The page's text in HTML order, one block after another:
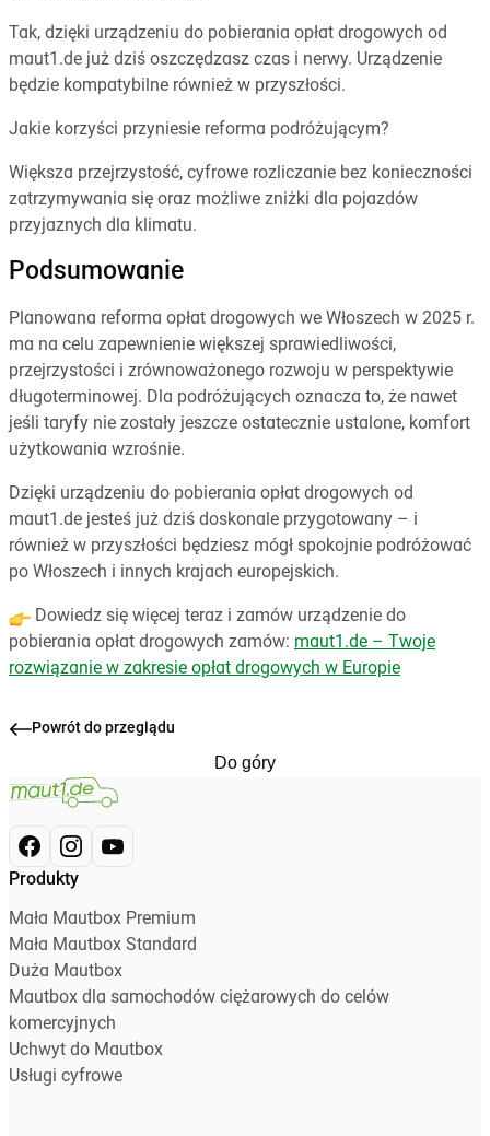
Tak, dzięki urządzeniu do pobierania opłat drogowych od
maut1.de już dziś oszczędzasz czas i nerwy. Urządzenie
będzie kompatybilne również w przyszłości.
Jakie korzyści przyniesie reforma podróżującym?
Większa przejrzystość, cyfrowe rozliczanie bez konieczności
zatrzymywania się oraz możliwe zniżki dla pojazdów
przyjaznych dla klimatu.
Podsumowanie
Planowana reforma opłat drogowych we Włoszech w 2025 r.
ma na celu zapewnienie większej sprawiedliwości,
przejrzystości i zrównoważonego rozwoju w perspektywie
długoterminowej. Dla podróżujących oznacza to, że nawet
jeśli taryfy nie zostały jeszcze ostatecznie ustalone, komfort
użytkowania wzrośnie.
Dzięki urządzeniu do pobierania opłat drogowych od
maut1.de jesteś już dziś doskonale przygotowany – i
również w przyszłości będziesz mógł spokojnie podróżować
po Włoszech i innych krajach europejskich.
Dowiedz się więcej teraz i zamów urządzenie do
pobierania opłat drogowych zamów: maut1.de – Twoje
rozwiązanie w zakresie opłat drogowych w Europie
Powrót do przeglądu
Do góry
Produkty
Mała Mautbox Premium
Mała Mautbox Standard
Duża Mautbox
Mautbox dla samochodów ciężarowych do celów
komercyjnych
Uchwyt do Mautbox
Usługi cyfrowe